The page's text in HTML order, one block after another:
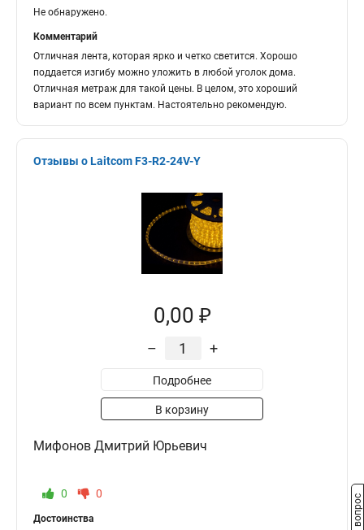
Не обнаружено.
Комментарий
Отличная лента, которая ярко и четко светится. Хорошо
поддается изгибу можно уложить в любой уголок дома.
Отличная метраж для такой цены. В целом, это хороший
вариант по всем пунктам. Настоятельно рекомендую.
Отзывы о Laitcom F3-R2-24V-Y
0,00 ₽
– +
Подробнее
В корзину
Мифонов Дмитрий Юрьевич
0 0
Достоинства